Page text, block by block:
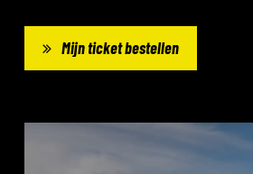
Mijn ticket bestellen